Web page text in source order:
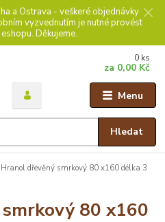
a Ostrava - veškeré objednávky
vyzvednutím je nutné provést
Děkujeme.
Menu
Hledat
0 ks
za 0,00 Kč
Hranol dřevěný smrkový 80 x160 délka 3
80 x160